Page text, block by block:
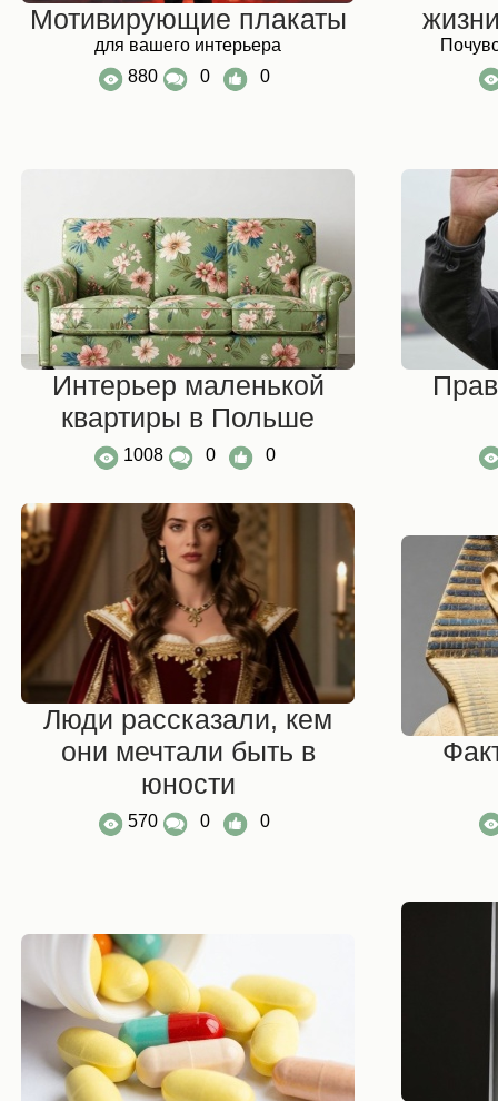
Мотивирующие плакаты
для вашего интерьера
880
0 0
Интерьер маленькой
квартиры в Польше
1008 0 0
Люди рассказали, кем
они мечтали быть в
юности
570 0 0